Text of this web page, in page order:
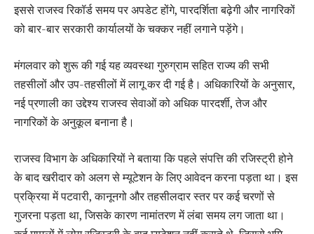
इससे राजस्व रिकॉर्ड समय पर अपडेट होंगे, पारदर्शिता बढ़ेगी और नागरिकों
को बार-बार सरकारी कार्यालयों के चक्कर नहीं लगाने पड़ेंगे।
मंगलवार को शुरू की गई यह व्यवस्था गुरुग्राम सहित राज्य की सभी
तहसीलों और उप-तहसीलों में लागू कर दी गई है। अधिकारियों के अनुसार,
नई प्रणाली का उद्देश्य राजस्व सेवाओं को अधिक पारदर्शी, तेज और
नागरिकों के अनुकूल बनाना है।
राजस्व विभाग के अधिकारियों ने बताया कि पहले संपत्ति की रजिस्ट्री होने
के बाद खरीदार को अलग से म्यूटेशन के लिए आवेदन करना पड़ता था। इस
प्रक्रिया में पटवारी, कानूनगो और तहसीलदार स्तर पर कई चरणों से
गुजरना पड़ता था, जिसके कारण नामांतरण में लंबा समय लग जाता था।